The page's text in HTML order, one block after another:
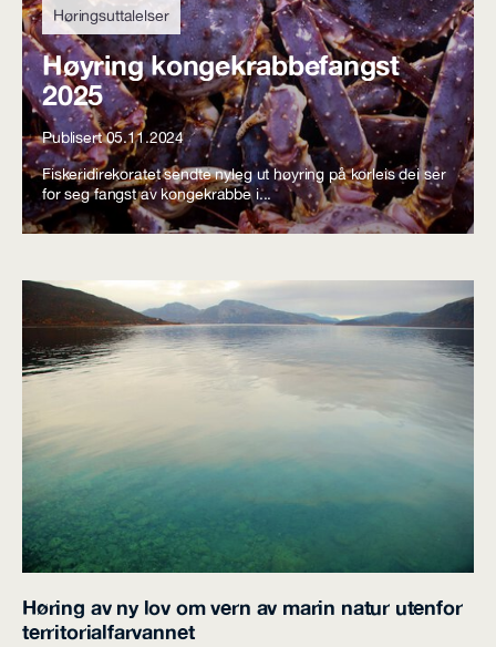
Høringsuttalelser
Høyring kongekrabbefangst
2025
Publisert 05.11.2024
Fiskeridirekoratet sendte nyleg ut høyring på korleis dei ser
for seg fangst av kongekrabbe i...
Høring av ny lov om vern av marin natur utenfor
territorialfarvannet